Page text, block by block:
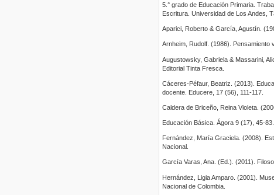
5.° grado de Educación Primaria.
Escritura. Universidad de Los Andes,
Aparici, Roberto & García, Agustín.
Arnheim, Rudolf. (1986). Pensamiento
Augustowsky, Gabriela & Massarini,
Editorial Tinta Fresca.
Cáceres-Péfaur, Beatriz. (2013).
docente. Educere, 17 (56), 111-117.
Caldera de Briceño, Reina Violeta.
Educación Básica. Ágora 9 (17), 45-83.
Fernández, María Graciela. (2008).
Nacional.
García Varas, Ana. (Ed.). (2011).
Hernández, Ligia Amparo. (2001).
Nacional de Colombia.